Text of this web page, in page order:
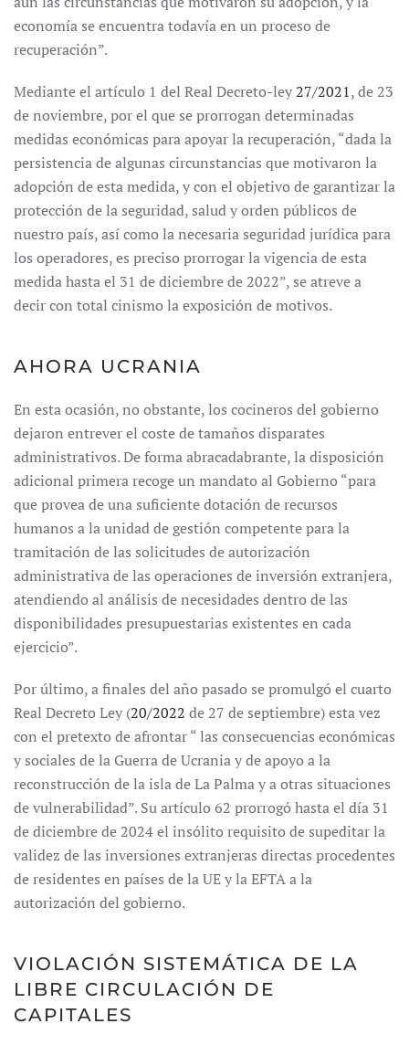
economía se encuentra todavía en un proceso de
recuperación”.
Mediante el artículo 1 del Real Decreto-ley27/2021, de 23
de noviembre, por el que se prorrogan determinadas
medidas económicas para apoyar la recuperación, “dada la
persistencia de algunas circunstancias que motivaron la
adopción de esta medida, y con el objetivo de garantizar la
protección de la seguridad, salud y orden públicos de
nuestro país, así como la necesaria seguridad jurídica para
los operadores, es preciso prorrogar la vigencia de esta
medida hasta el 31 de diciembre de 2022”, se atreve a
decir con total cinismo la exposición de motivos.
AHORA UCRANIA
En esta ocasión, no obstante, los cocineros del gobierno
dejaron entrever el coste de tamaños disparates
administrativos. De forma abracadabrante, la disposición
adicional primera recoge un mandato al Gobierno “para
que provea de una suficiente dotación de recursos
humanos a la unidad de gestión competente para la
tramitación de las solicitudes de autorización
administrativa de las operaciones de inversión extranjera,
atendiendo al análisis de necesidades dentro de las
disponibilidades presupuestarias existentes en cada
ejercicio”.
Por último, a finales del año pasado se promulgó el cuarto
Real Decreto Ley (20/2022 de 27 de septiembre) esta vez
con el pretexto de afrontar “ las consecuencias económicas
y sociales de la Guerra de Ucrania y de apoyo a la
reconstrucción de la isla de La Palma y a otras situaciones
de vulnerabilidad”. Su artículo 62 prorrogó hasta el día 31
de diciembre de 2024 el insólito requisito de supeditar la
validez de las inversiones extranjeras directas procedentes
de residentes en países de la UE y la EFTA a la
autorización del gobierno.
VIOLACIÓN SISTEMÁTICA DE LA
LIBRE CIRCULACIÓN DE
CAPITALES